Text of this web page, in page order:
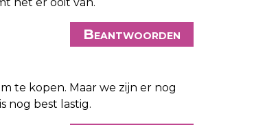
Beantwoorden
te kopen. Maar we zijn er nog
nog best lastig.